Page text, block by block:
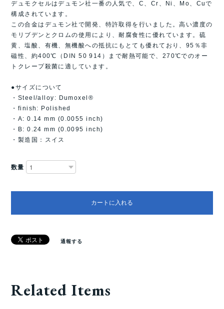
デュモクセルはデュモン社一番の人気で、C、Cr、Ni、Mo、Cuで
構成されています。
この合金はデュモン社で開発、特許取得を行いました。高い濃度の
モリブデンとクロムの使用により、耐腐食性に優れています。硫
黄、塩酸、有機、無機酸への抵抗にもとても優れており、95％非
磁性、約400℃（DIN 50 914）まで耐熱可能で、270℃でのオー
トクレープ殺菌に適しています。
●サイズについて
・Steel/alloy: Dumoxel®
・finish: Polished
・A: 0.14 mm (0.0055 inch)
・B: 0.24 mm (0.0095 inch)
・製造国：スイス
数量
カートに入れる
通報する
Related Items